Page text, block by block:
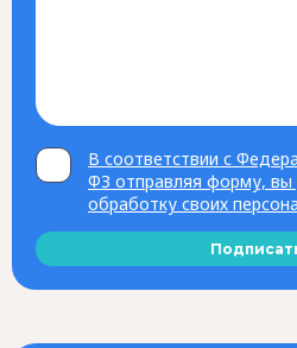
В соответствии с
ФЗ отправляя форму, вы
обработку своих